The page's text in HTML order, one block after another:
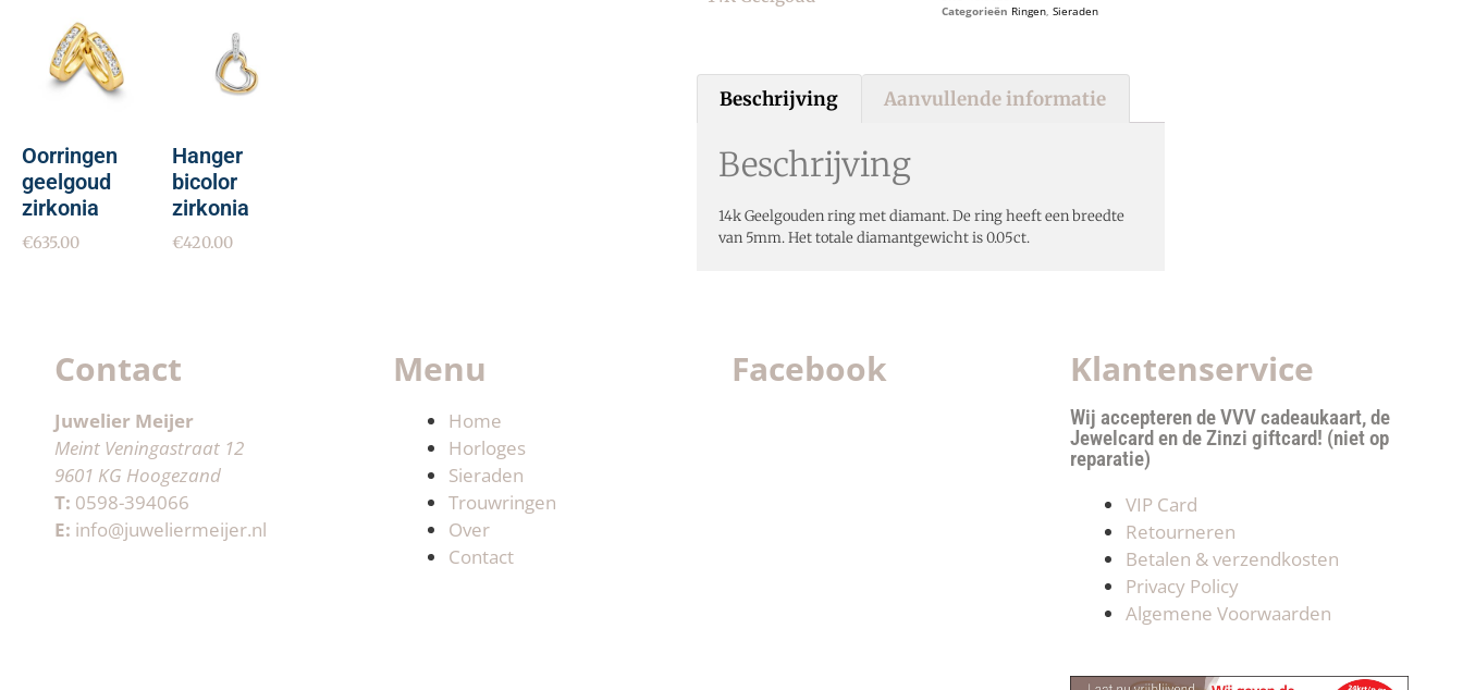
Oorringen
geelgoud
zirkonia
€635.00
Hanger
bicolor
zirkonia
€420.00
Categorieën Ringen, Sieraden
Beschrijving Aanvullende informatie
Beschrijving
14k Geelgouden ring met diamant. De ring heeft een breedte
van 5mm. Het totale diamantgewicht is 0.05ct.
Contact
Juwelier Meijer
Meint Veningastraat 12
9601 KG Hoogezand
T: 0598-394066
E: info@juweliermeijer.nl
Menu
Home
Horloges
Sieraden
Trouwringen
Over
Contact
Facebook Klantenservice
Wij accepteren de VVV cadeaukaart, de
Jewelcard en de Zinzi giftcard! (niet op
reparatie)
VIP Card
Retourneren
Betalen & verzendkosten
Privacy Policy
Algemene Voorwaarden